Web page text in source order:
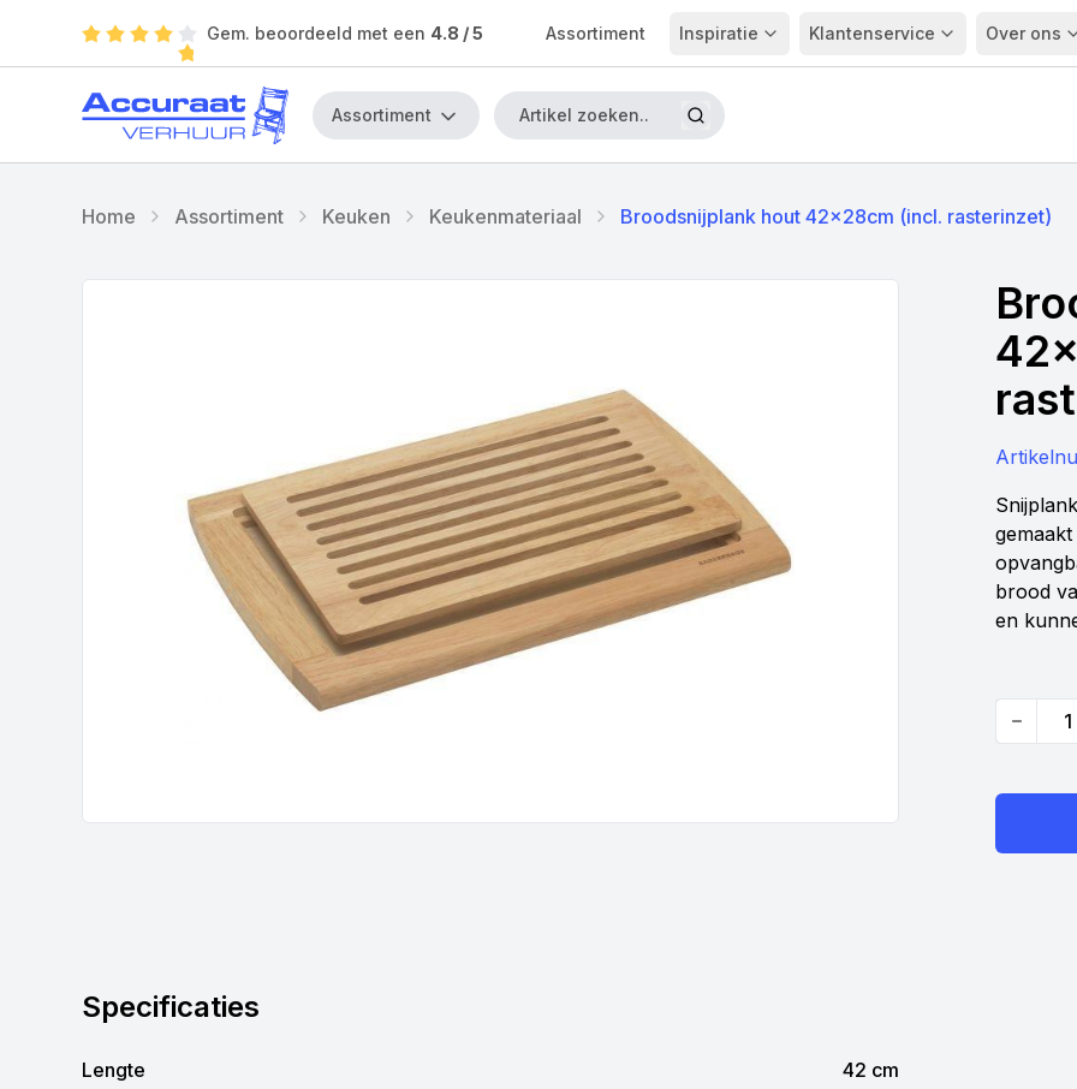
Gem. beoordeeld met een 4.8 / 5 Assortiment Inspiratie Klantenservice Over ons
Assortiment
Home Assortiment Keuken Keukenmateriaal Broodsnijplank hout 42x28cm (incl. rasterinzet)
brood
en
Quantity
Specificaties
Lengte 42 cm